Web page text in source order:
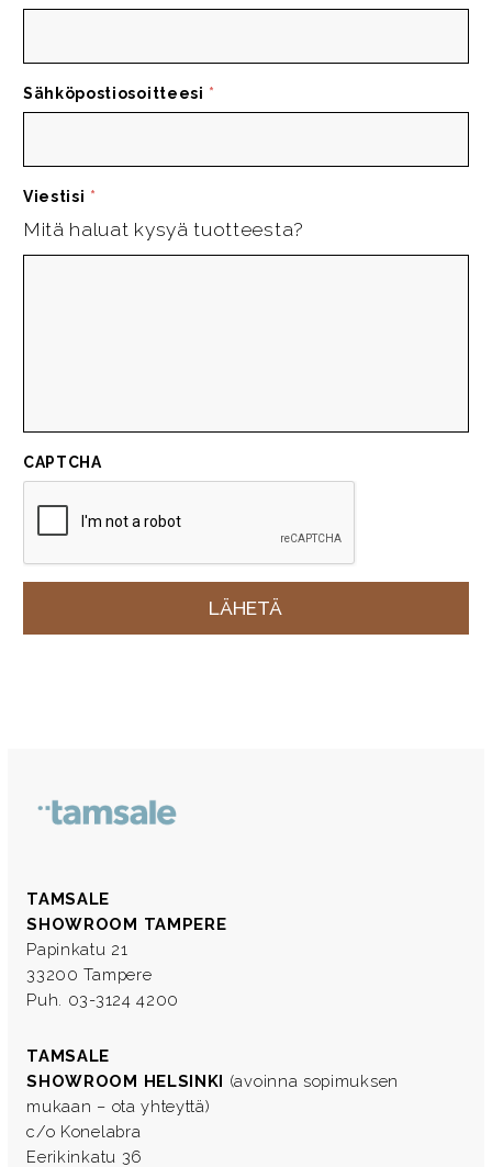
Sähköpostiosoitteesi *
Viestisi *
Mitä haluat kysyä tuotteesta?
CAPTCHA
TAMSALE
SHOWROOM TAMPERE
Papinkatu 21
33200 Tampere
Puh. 03-3124 4200
TAMSALE
SHOWROOM HELSINKI (avoinna sopimuksen
mukaan – ota yhteyttä)
c/o Konelabra
Eerikinkatu 36